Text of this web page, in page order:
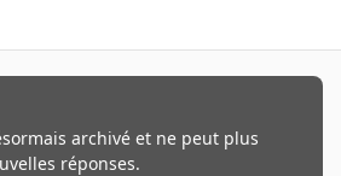
archivé et ne peut plus
réponses.